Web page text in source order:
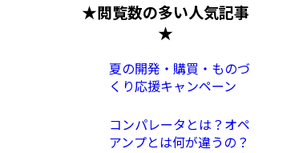
★閲覧数の多い人気記事
★
夏の開発・購買・ものづ
くり応援キャンペーン
コンパレータとは？オペ
アンプとは何が違うの？